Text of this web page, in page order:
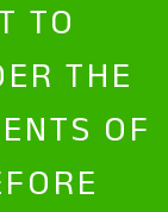
TO
THE
OF